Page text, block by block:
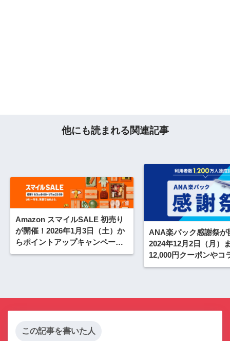
他にも読まれる関連記事
Amazon スマイルSALE 初売り
が開催！2026年1月3日（土）か
らポイントアップキャンペーン
も
ANA楽パック感謝祭が
2024年12月2日（月）
12,000円クーポンやコ
この記事を書いた人